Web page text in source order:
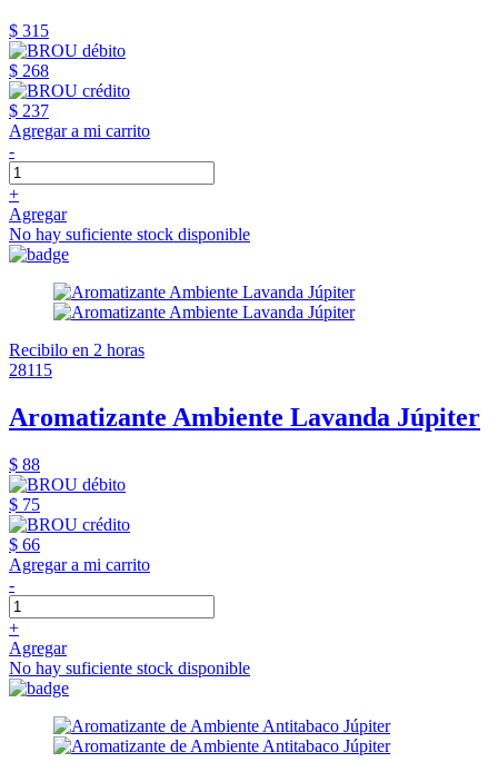
$ 315
$ 268
$ 237
Agregar a mi carrito
-
+
Agregar
No hay suficiente stock disponible
Recibilo en 2 horas
28115
Aromatizante Ambiente Lavanda Júpiter
$ 88
$ 75
$ 66
Agregar a mi carrito
-
+
Agregar
No hay suficiente stock disponible